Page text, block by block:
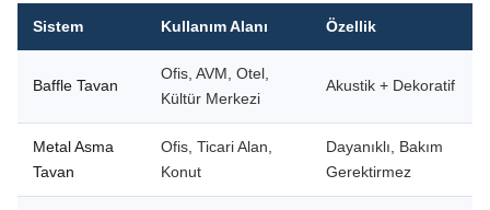
Sistem Kullanım Alanı Özellik
Baffle Tavan
Ofis, AVM, Otel,
Kültür Merkezi
Akustik + Dekoratif
Metal Asma
Tavan
Ofis, Ticari Alan,
Konut
Dayanıklı, Bakım
Gerektirmez